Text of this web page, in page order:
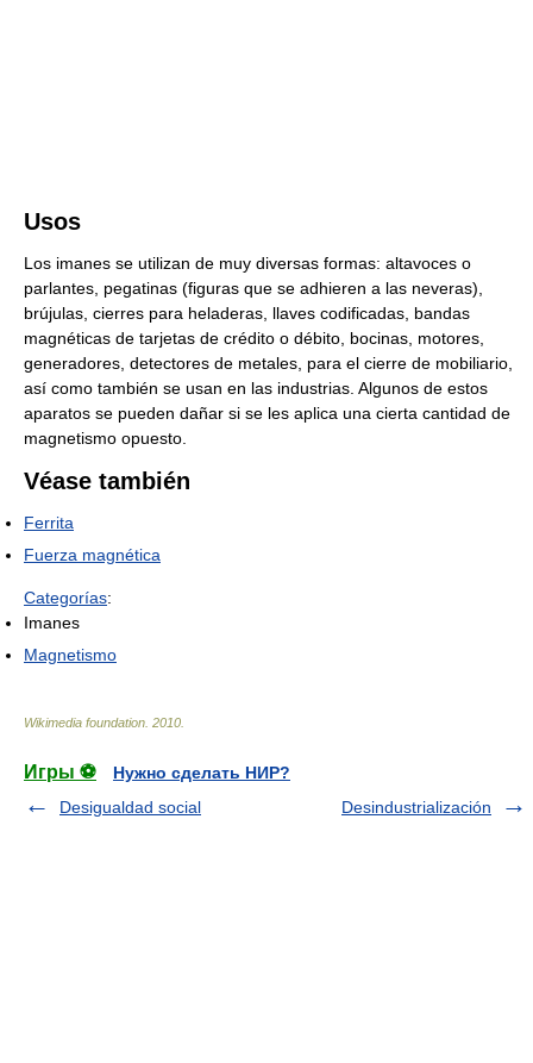
Usos
Los imanes se utilizan de muy diversas formas: altavoces o
parlantes, pegatinas (figuras que se adhieren a las neveras),
brújulas, cierres para heladeras, llaves codificadas, bandas
magnéticas de tarjetas de crédito o débito, bocinas, motores,
generadores, detectores de metales, para el cierre de mobiliario,
así como también se usan en las industrias. Algunos de estos
aparatos se pueden dañar si se les aplica una cierta cantidad de
magnetismo opuesto.
Véase también
Ferrita
Fuerza magnética
Categorías:
Imanes
Magnetismo
Wikimedia foundation 2010
Игры ⚽
Нужно сделать НИР?
Desigualdad social
Desindustrialización